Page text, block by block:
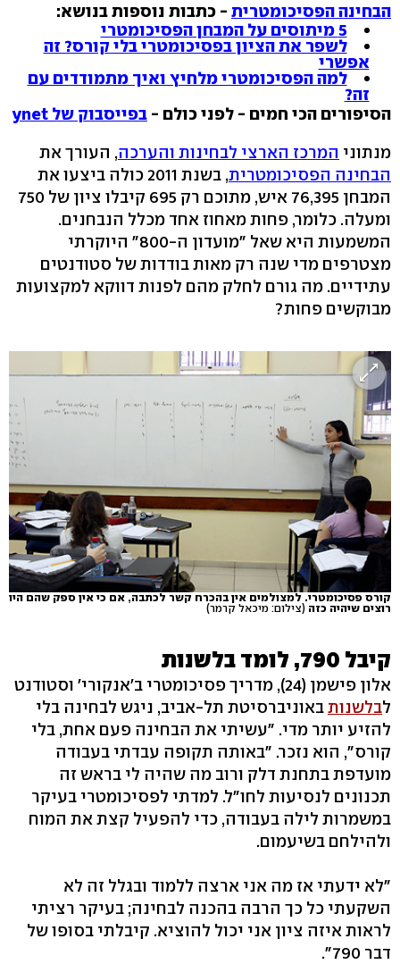
הבחינה הפסיכומטרית - כתבות נוספות בנושא:
5 מיתוסים על המבחן הפסיכומטרי
לשפר את הציון בפסיכומטרי בלי קורס? זה
אפשרי
למה הפסיכומטרי מלחיץ ואיך מתמודדים עם
זה?
הסיפורים הכי חמים - לפני כולם - בפייסבוק של ynet
מנתוני המרכז הארצי לבחינות והערכה, העורך את
הבחינה הפסיכומטרית
, בשנת 2011 כולה ביצעו את
המבחן 76,395 איש, מתוכם רק 695 קיבלו ציון של 750
ומעלה. כלומר, פחות מאחוז אחד מכלל הנבחנים.
המשמעות היא שאל "מועדון ה-800" היוקרתי
מצטרפים מדי שנה רק מאות בודדות של סטודנטים
עתידיים. מה גורם לחלק מהם לפנות דווקא למקצועות
מבוקשים פחות?
קורס פסיכומטרי. למצולמים אין בהכרח קשר לכתבה, אם כי אין ספק שהם היו
רוצים שיהיה כזה (צילום: מיכאל קרמר)
קיבל 790, לומד בלשנות
אלון פישמן (24), מדריך פסיכומטרי ב'אנקורי' וסטודנט
לבלשנותבאוניברסיטת תל-אביב, ניגש לבחינה בלי
להזיע יותר מדי. "עשיתי את הבחינה פעם אחת, בלי
קורס", הוא נזכר. "באותה תקופה עבדתי בעבודה
מועדפת בתחנת דלק ורוב מה שהיה לי בראש זה
תכנונים לנסיעות לחו"ל. למדתי לפסיכומטרי בעיקר
במשמרות לילה בעבודה, כדי להפעיל קצת את המוח
ולהילחם בשיעמום.
"לא ידעתי אז מה אני ארצה ללמוד ובגלל זה לא
השקעתי כל כך הרבה בהכנה לבחינה; בעיקר רציתי
לראות איזה ציון אני יכול להוציא. קיבלתי בסופו של
דבר 790".